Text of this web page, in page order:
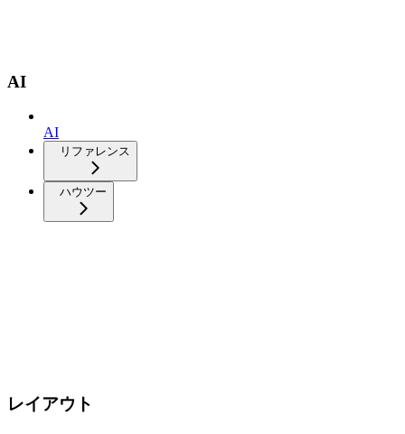
AI
AI
リファレンス
ハウツー
レイアウト